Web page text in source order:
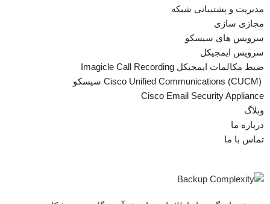
مدیریت و پشتیبانی شبکه
مجازی سازی
سرویس های سیسکو
سرویس ایمجیکل
ضبط مکالمات ایمجیکل Imagicle Call Recording
Cisco Email Security Appliance
وبلاگ
درباره ما
تماس با ما